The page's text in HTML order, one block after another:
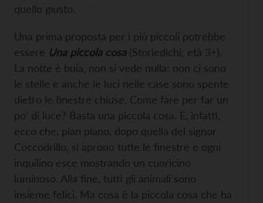
quello giusto.
Una prima proposta per i più piccoli potrebbe
essere Una piccola cosa(Storiedichi; età 3+).
La notte è buia, non si vede nulla: non ci sono
le stelle e anche le luci nelle case sono spente
dietro le finestre chiuse. Come fare per far un
po’ di luce? Basta una piccola cosa. E, infatti,
ecco che, pian piano, dopo quella del signor
Coccodrillo, si aprono tutte le finestre e ogni
inquilino esce mostrando un cuoricino
luminoso. Alla fine, tutti gli animali sono
insieme felici. Ma cosa è la piccola cosa che ha